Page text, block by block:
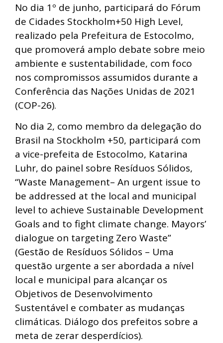
No dia 1º de junho, participará do Fórum
de Cidades Stockholm+50 High Level,
realizado pela Prefeitura de Estocolmo,
que promoverá amplo debate sobre meio
ambiente e sustentabilidade, com foco
nos compromissos assumidos durante a
Conferência das Nações Unidas de 2021
(COP-26).
No dia 2, como membro da delegação do
Brasil na Stockholm +50, participará com
a vice-prefeita de Estocolmo, Katarina
Luhr, do painel sobre Resíduos Sólidos,
“Waste Management– An urgent issue to
be addressed at the local and municipal
level to achieve Sustainable Development
Goals and to fight climate change. Mayors’
dialogue on targeting Zero Waste”
(Gestão de Resíduos Sólidos – Uma
questão urgente a ser abordada a nível
local e municipal para alcançar os
Objetivos de Desenvolvimento
Sustentável e combater as mudanças
climáticas. Diálogo dos prefeitos sobre a
meta de zerar desperdícios).